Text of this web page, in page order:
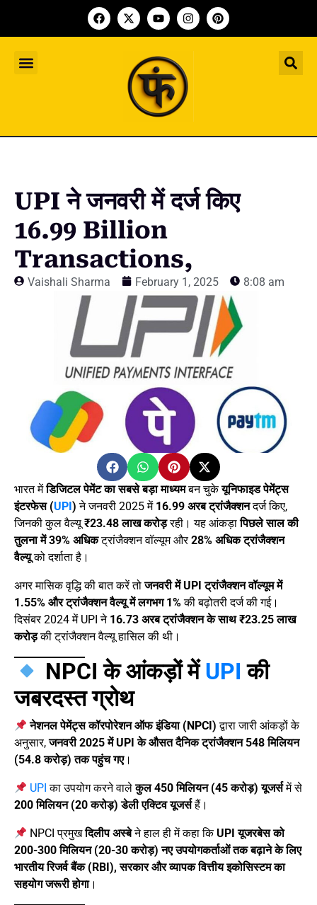
UPI ने जनवरी में दर्ज किए
16.99 Billion
Transactions,
Vaishali Sharma February 1, 2025 8:08 am
भारत मेंडिजिटल पेमेंट का सबसे बड़ा माध्यमबन चुकेयूनिफाइड पेमेंट्स
इंटरफेस (UPI ) ने जनवरी 2025 में 16.99 अरब ट्रांजैक्शनदर्ज किए,
जिनकी कुल वैल्यू₹23.48 लाख करोड़रही। यह आंकड़ापिछले साल की
तुलना में 39% अधिकट्रांजैक्शन वॉल्यूम और28% अधिक ट्रांजैक्शन
वैल्यूको दर्शाता है।
अगर मासिक वृद्धि की बात करें तोजनवरी में UPI ट्रांजैक्शन वॉल्यूम में
1.55% और ट्रांजैक्शन वैल्यू में लगभग 1%की बढ़ोतरी दर्ज की गई।
दिसंबर 2024 में UPI ने 16.73 अरब ट्रांजैक्शन के साथ ₹23.25 लाख
करोड़की ट्रांजैक्शन वैल्यू हासिल की थी।
NPCI के आंकड़ों मेंUPI की
जबरदस्त ग्रोथ
नेशनल पेमेंट्स कॉरपोरेशन ऑफ इंडिया (NPCI) द्वारा जारी आंकड़ों के
अनुसार,जनवरी 2025 में UPI के औसत दैनिक ट्रांजैक्शन 548 मिलियन
(54.8 करोड़) तक पहुंच गए।
UPI का उपयोग करने वालेकुल 450 मिलियन (45 करोड़) यूजर्समें से
200 मिलियन (20 करोड़) डेली एक्टिव यूजर्सहैं।
NPCI प्रमुखदिलीप अस्बेने हाल ही में कहा किUPI यूजरबेस को
200-300 मिलियन (20-30 करोड़) नए उपयोगकर्ताओं तक बढ़ाने के लिए
भारतीय रिजर्व बैंक (RBI), सरकार और व्यापक वित्तीय इकोसिस्टम का
सहयोग जरूरी होगा।